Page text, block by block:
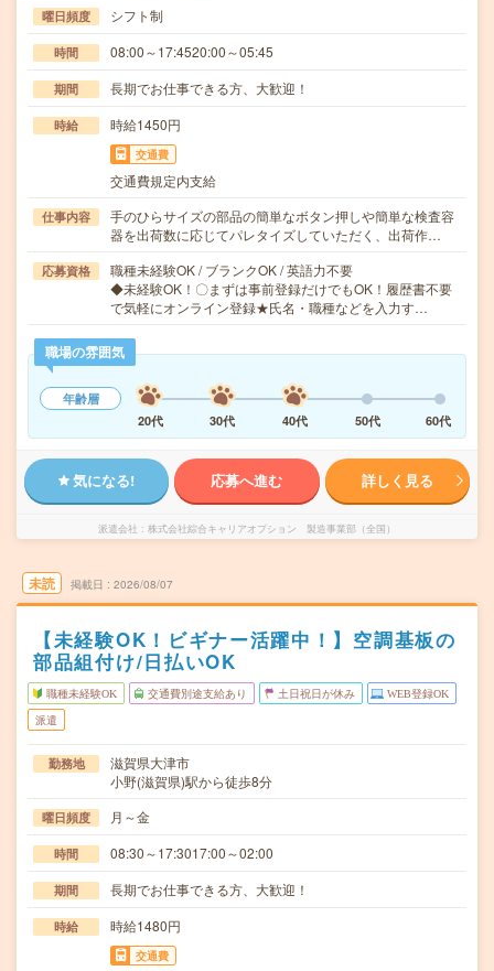
曜日頻度 シフト制
時間 08:00～17:4520:00～05:45
期間 長期でお仕事できる方、大歓迎！
時給 時給1450円
交通費
交通費規定内支給
仕事内容
手のひらサイズの部品の簡単なボタン押しや簡単な検査容
器を出荷数に応じてパレタイズしていただく、出荷作…
応募資格
職種未経験OK / ブランクOK / 英語力不要
◆未経験OK！〇まずは事前登録だけでもOK！履歴書不要
で気軽にオンライン登録★氏名・職種などを入力す…
職場の雰囲気
年齢層
20代
30代 40代 50代 60代
気になる! 応募へ進む 詳しく見る
派遣会社 株式会社綜合キャリアオプション 製造事業部（全国）
未読 掲載日 2026/08/07
【未経験OK！ビギナー活躍中！】空調基板の
部品組付け/日払いOK
職種未経験OK 交通費別途支給あり 土日祝日が休み WEB登録OK
派遣
勤務地
滋賀県大津市
小野(滋賀県)駅から徒歩8分
曜日頻度 月～金
時間 08:30～17:3017:00～02:00
期間 長期でお仕事できる方、大歓迎！
時給 時給1480円
交通費